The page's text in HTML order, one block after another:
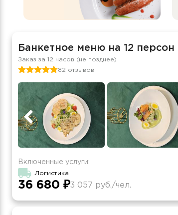
Банкетное меню на 12 персон
Заказ за 12 часов (не позднее)
82 отзывов
Включенные услуги:
Логистика
36 680 ₽3 057 руб./чел.